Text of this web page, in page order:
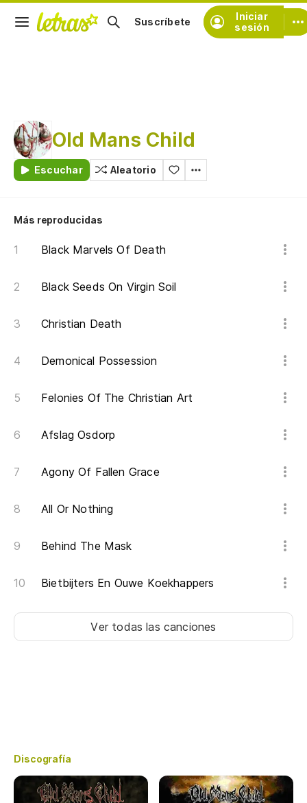
Iniciar
sesión
Suscríbete
Old Mans Child
Escuchar Aleatorio
Más reproducidas
Black Marvels Of Death
Black Seeds On Virgin Soil
Christian Death
Demonical Possession
Felonies Of The Christian Art
Afslag Osdorp
Agony Of Fallen Grace
All Or Nothing
Behind The Mask
Bietbijters En Ouwe Koekhappers
Ver todas las canciones
Discografía